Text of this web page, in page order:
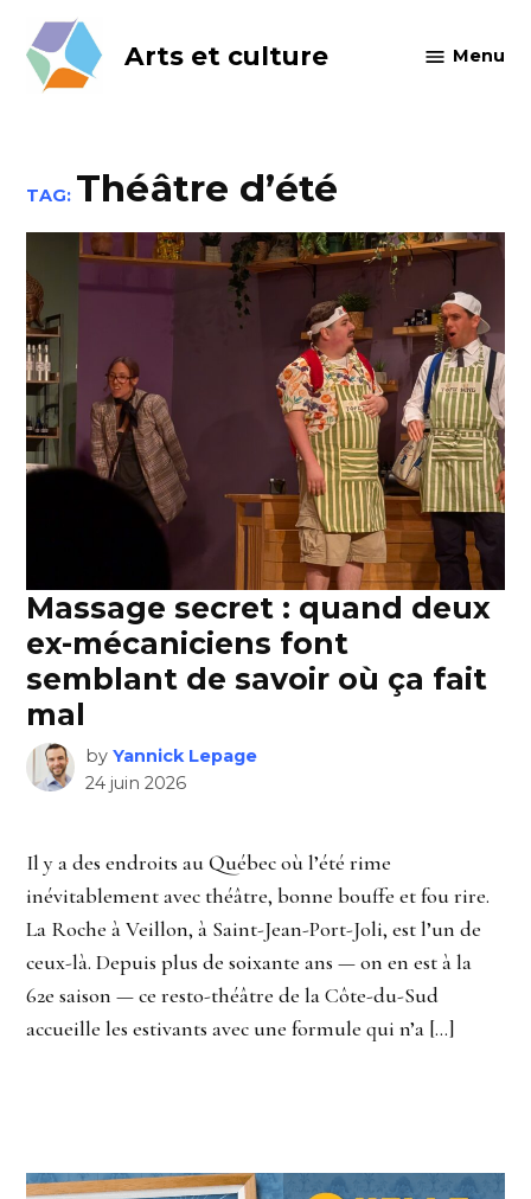
content
Arts et culture Menu
TAG: Théâtre d’été
Massage secret : quand deux
ex-mécaniciens font
semblant de savoir où ça fait
mal
by Yannick Lepage
24 juin 2026
Il y a des endroits au Québec où l’été rime
inévitablement avec théâtre, bonne bouffe et fou rire.
La Roche à Veillon, à Saint-Jean-Port-Joli, est l’un de
ceux-là. Depuis plus de soixante ans — on en est à la
62e saison — ce resto-théâtre de la Côte-du-Sud
accueille les estivants avec une formule qui n’a […]